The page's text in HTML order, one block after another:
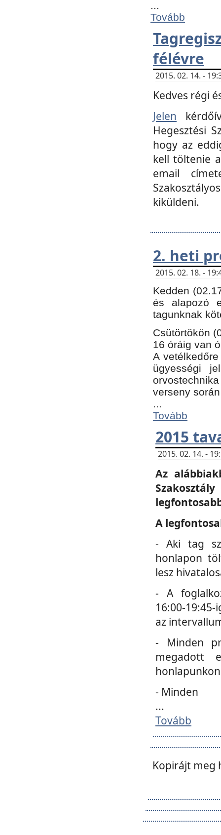
...
Tovább
félévre
2015. 02. 14. -
Kedves régi
Jelen
Hegesztési
hogy az
kell töltenie
email
kiküldeni.
2. heti
2015. 02. 18. -
Kedden
és alapozó
tagunknak
Csütörtökön
16 óráig van
A
ügyességi
verseny
...
Tovább
2015
2015. 02. 14. -
Az
A
- Aki tag
honlapon
lesz
- A
16:00-
az
- Minden
megadott
- Minden
...
Tovább
Kopirájt meg